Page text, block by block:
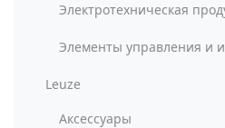
Электротехническая
Элементы управления и
Leuze
Аксессуары